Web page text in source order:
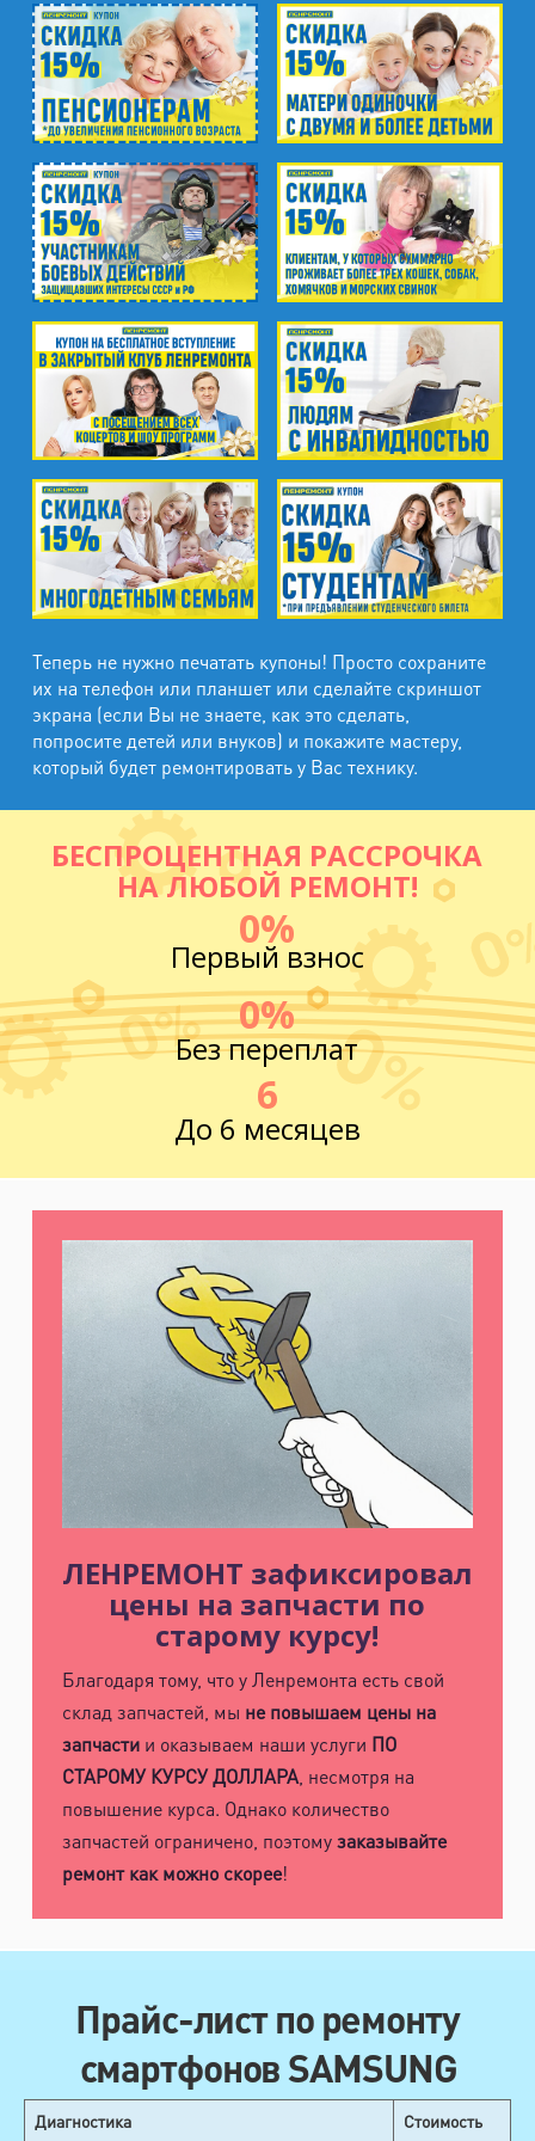
м. Фрунзенская
ул. Киевская, д.32В
м. Купчино
ул. Ярослава Гашека, д.4, к.1
ст. ЖД Колпино, ул. Тверская, д.1/13
м. Удельная
пр. Энгельса, д.19
Промзона Мягловская, Всеволожский
муниципальный район, Ленинградская
область, ​Круговая улица, д. 47
м. Электросила
ул. Решетникова, д.3
Теперь не нужно печатать купоны! Просто сохраните
их на телефон или планшет или сделайте скриншот
экрана (если Вы не знаете, как это сделать,
попросите детей или внуков) и покажите мастеру,
который будет ремонтировать у Вас технику.
БЕСПРОЦЕНТНАЯ РАССРОЧКА
НА ЛЮБОЙ РЕМОНТ!
0%
Первый взнос
0%
Без переплат
6
До 6 месяцев
ЛЕНРЕМОНТ зафиксировал
цены на запчасти по
старому курсу!
Благодаря тому, что у Ленремонта есть свой
склад запчастей, мы не повышаем цены на
запчастии оказываем наши услуги ПО
СТАРОМУ КУРСУ ДОЛЛАРА, несмотря на
повышение курса. Однако количество
запчастей ограничено, поэтомузаказывайте
ремонт как можно скорее!
Прайс-лист по ремонту
смартфонов SAMSUNG
Диагностика Стоимость